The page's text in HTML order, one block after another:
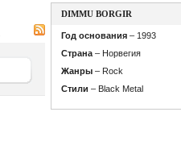
DIMMU BORGIR
Год основания– 1993
Страна– Норвегия
Жанры– Rock
Стили – Black Metal